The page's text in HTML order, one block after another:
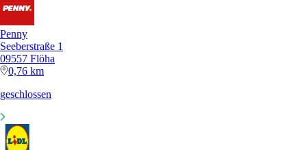
Penny
Seeberstraße 1
09557 Flöha
0,76 km
geschlossen